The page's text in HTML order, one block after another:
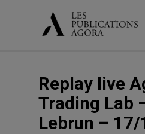
Replay live
Trading Lab
Lebrun –